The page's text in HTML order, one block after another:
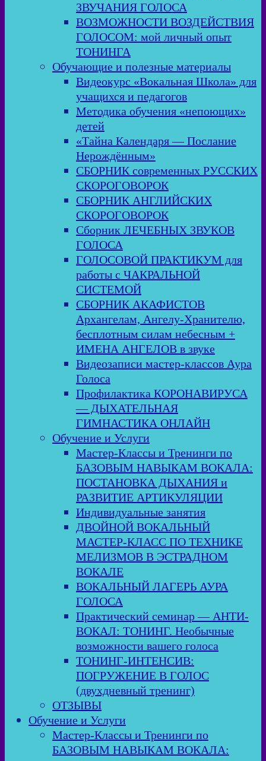
ЗВУЧАНИЯ ГОЛОСА
ВОЗМОЖНОСТИ ВОЗДЕЙСТВИЯ
ГОЛОСОМ: мой личный опыт
ТОНИНГА
Обучающие и полезные материалы
Видеокурс «Вокальная Школа» для
учащихся и педагогов
Методика обучения «непоющих»
детей
«Тайна Календаря — Послание
Нерождённым»
СБОРНИК современных РУССКИХ
СКОРОГОВОРОК
СБОРНИК АНГЛИЙСКИХ
СКОРОГОВОРОК
Сборник ЛЕЧЕБНЫХ ЗВУКОВ
ГОЛОСА
ГОЛОСОВОЙ ПРАКТИКУМ для
работы с ЧАКРАЛЬНОЙ
СИСТЕМОЙ
СБОРНИК АКАФИСТОВ
Архангелам, Ангелу-Хранителю,
бесплотным силам небесным +
ИМЕНА АНГЕЛОВ в звуке
Видеозаписи мастер-классов Аура
Голоса
Профилактика КОРОНАВИРУСА
— ДЫХАТЕЛЬНАЯ
ГИМНАСТИКА ОНЛАЙН
Обучение и Услуги
Мастер-Классы и Тренинги по
БАЗОВЫМ НАВЫКАМ ВОКАЛА:
ПОСТАНОВКА ДЫХАНИЯ и
РАЗВИТИЕ АРТИКУЛЯЦИИ
Индивидуальные занятия
ДВОЙНОЙ ВОКАЛЬНЫЙ
МАСТЕР-КЛАСС ПО ТЕХНИКЕ
МЕЛИЗМОВ В ЭСТРАДНОМ
ВОКАЛЕ
ВОКАЛЬНЫЙ ЛАГЕРЬ АУРА
ГОЛОСА
Практический семинар — АНТИ-
ВОКАЛ: ТОНИНГ. Необычные
возможности вашего голоса
ТОНИНГ-ИНТЕНСИВ:
ПОГРУЖЕНИЕ В ГОЛОС
(двухдневный тренинг)
ОТЗЫВЫ
Обучение и Услуги
Мастер-Классы и Тренинги по
БАЗОВЫМ НАВЫКАМ ВОКАЛА: